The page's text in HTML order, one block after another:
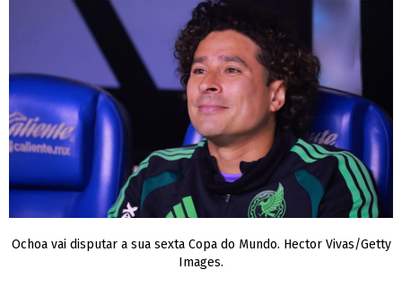
Ochoa vai disputar a sua sexta Copa do Mundo. Hector Vivas/Getty
Images.